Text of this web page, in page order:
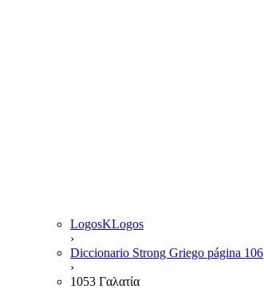
LogosKLogos
›
Diccionario Strong Griego página 106
›
1053 Γαλατία